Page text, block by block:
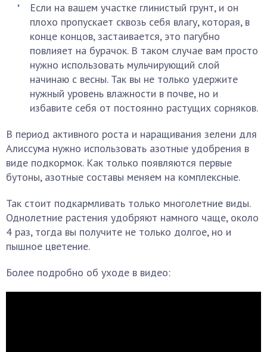
Если на вашем участке глинистый грунт, и он
плохо пропускает сквозь себя влагу, которая, в
конце концов, застаивается, это пагубно
повлияет на бурачок. В таком случае вам просто
нужно использовать мульчирующий слой
начинаю с весны. Так вы не только удержите
нужный уровень влажности в почве, но и
избавите себя от постоянно растущих сорняков.
В период активного роста и наращивания зелени для
Алиссума нужно использовать азотные удобрения в
виде подкормок. Как только появляются первые
бутоны, азотные составы меняем на комплексные.
Так стоит подкармливать только многолетние виды.
Однолетние растения удобряют намного чаще, около
4 раз, тогда вы получите не только долгое, но и
пышное цветение.
Более подробно об уходе в видео: